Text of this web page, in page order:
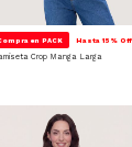
en PACK Hasta 15% Off
Crop Manga Larga